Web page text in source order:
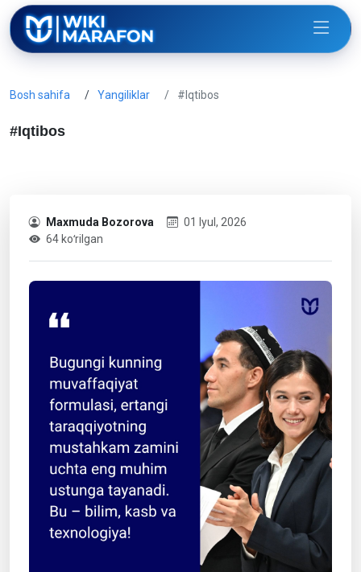
Bosh sahifa Yangiliklar #Iqtibos
#Iqtibos
Maxmuda Bozorova
01 Iyul, 2026
64 koʻrilgan